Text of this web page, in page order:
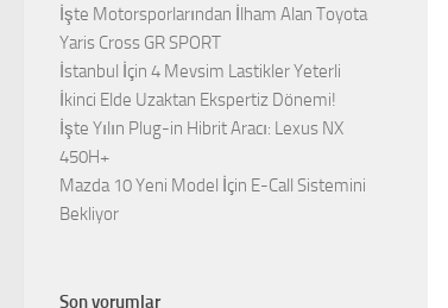
İşte Motorsporlarından İlham Alan Toyota
Yaris Cross GR SPORT
İstanbul İçin 4 Mevsim Lastikler Yeterli
İkinci Elde Uzaktan Ekspertiz Dönemi!
İşte Yılın Plug-in Hibrit Aracı: Lexus NX
450H+
Mazda 10 Yeni Model İçin E-Call Sistemini
Bekliyor
Son yorumlar